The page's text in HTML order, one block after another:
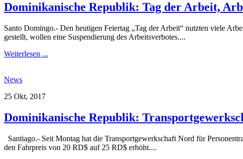
Dominikanische Republik: Tag der Arbeit,
Santo Domingo.- Den heutigen Feiertag „Tag der Arbeit“ nutzten viele
gestellt, wollen eine Suspendierung des Arbeitsverbotes....
Weiterlesen ...
News
25 Okt, 2017
Dominikanische Republik:
Santiago.- Seit Montag hat die Transportgewerkschaft Nord für
den Fahrpreis von 20 RD$ auf 25 RD$ erhöht....